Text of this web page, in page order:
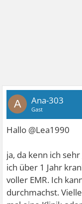
A Ana-303
Gast
Hallo @Lea1990
ja, da kenn ich
ich über 1 Jahr
voller EMR. Ich
durchmachst.